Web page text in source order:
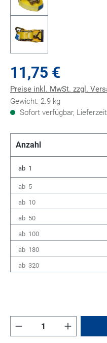
11,75 €
Preise inkl. MwSt. zzgl.
Gewicht: 2.9 kg
Sofort verfügbar,
Anzahl
ab 1
ab 5
ab 10
ab 50
ab 100
ab 180
ab 320
Produkt Anzahl: